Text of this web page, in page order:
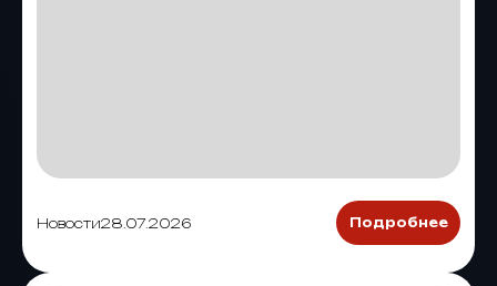
Новости28.07.2026 Подробнее